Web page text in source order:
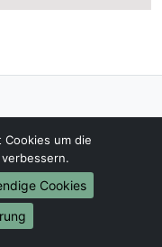
um die
Cookies